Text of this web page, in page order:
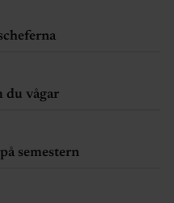
du vågar
semestern